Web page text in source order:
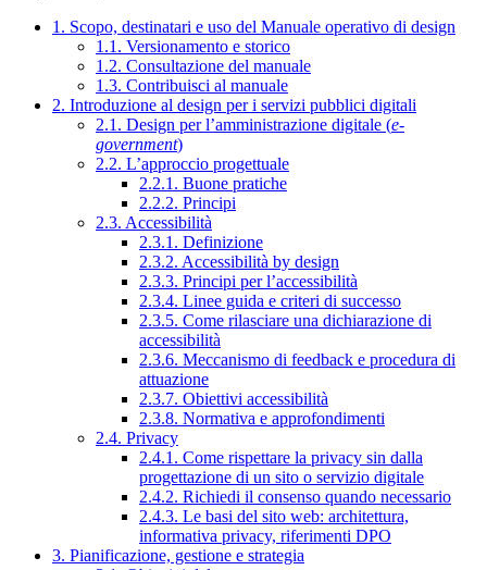
1. Scopo, destinatari e uso del Manuale operativo di design
1.1. Versionamento e storico
1.2. Consultazione del manuale
1.3. Contribuisci al manuale
2. Introduzione al design per i servizi pubblici digitali
2.1. Design per l’amministrazione digitale (e-
government)
2.2. L’approccio progettuale
2.2.1. Buone pratiche
2.2.2. Principi
2.3. Accessibilità
2.3.1. Definizione
2.3.2. Accessibilità by design
2.3.3. Principi per l’accessibilità
2.3.4. Linee guida e criteri di successo
2.3.5. Come rilasciare una dichiarazione di
accessibilità
2.3.6. Meccanismo di feedback e procedura di
attuazione
2.3.7. Obiettivi accessibilità
2.3.8. Normativa e approfondimenti
2.4. Privacy
2.4.1. Come rispettare la privacy sin dalla
progettazione di un sito o servizio digitale
2.4.2. Richiedi il consenso quando necessario
2.4.3. Le basi del sito web: architettura,
informativa privacy, riferimenti DPO
3. Pianificazione, gestione e strategia